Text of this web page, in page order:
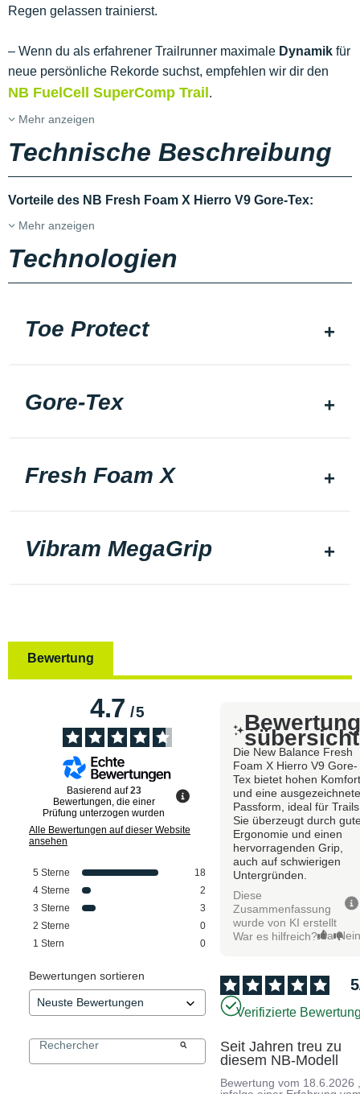
Regen gelassen trainierst.
– Wenn du als erfahrener Trailrunner maximale Dynamik für
neue persönliche Rekorde suchst, empfehlen wir dir den
NB FuelCell SuperComp Trail .
Mehr anzeigen
Technische Beschreibung
Vorteile des NB Fresh Foam X Hierro V9 Gore-Tex:
Mehr anzeigen
Technologien
Toe Protect
Gore-Tex
Fresh Foam X
Vibram MegaGrip
Bewertung
4.7/5
Basierend auf23
Bewertungen, die einer
Prüfung unterzogen wurden
Alle Bewertungen auf dieser Website
ansehen
5 Sterne
18
4 Sterne
2
3 Sterne
3
2 Sterne
0
1 Stern 0
Bewertungen sortieren
sübersicht
Die New Balance Fresh
Foam X Hierro V9 Gore-
Tex bietet hohen
und eine
Passform, ideal für
Sie überzeugt durch
Ergonomie und einen
hervorragenden Grip,
auch auf schwierigen
Untergründen.
Diese
Zusammenfassung
wurde von KI erstellt
War es hilfreich? Ja
5
Verifizierte
Seit Jahren treu zu
diesem NB-Modell
Bewertung vom 18.6.2026